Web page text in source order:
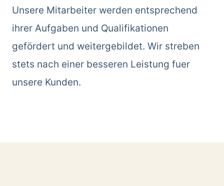
Unsere Mitarbeiter werden entsprechend
ihrer Aufgaben und Qualifikationen
gefördert und weitergebildet. Wir streben
stets nach einer besseren Leistung fuer
unsere Kunden.